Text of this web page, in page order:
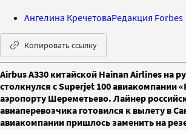
Ангелина КречетоваРедакция Forbes
Копировать ссылку
Airbus A330 китайской Hainan Airlines на
столкнулся с Superjet 100 авиакомпании
аэропорту Шереметьево. Лайнер
авиаперевозчика готовился к вылету в
авиакомпании пришлось заменить на